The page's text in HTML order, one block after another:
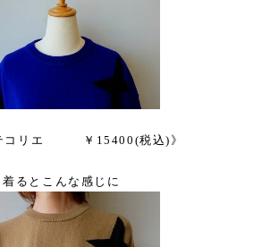
テコリエ ￥15400(税込)》
着るとこんな感じに